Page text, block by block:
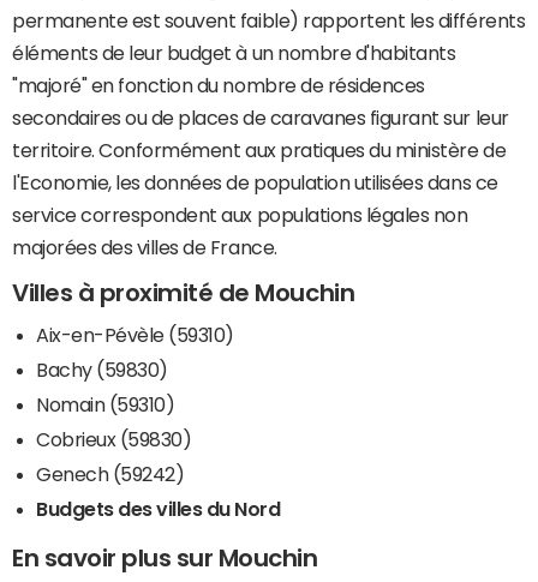
permanente est souvent faible) rapportent les différents
éléments de leur budget à un nombre d'habitants
"majoré" en fonction du nombre de résidences
secondaires ou de places de caravanes figurant sur leur
territoire. Conformément aux pratiques du ministère de
l'Economie, les données de population utilisées dans ce
service correspondent aux populations légales non
majorées des villes de France.
Villes à proximité de Mouchin
Aix-en-Pévèle (59310)
Bachy (59830)
Nomain (59310)
Cobrieux (59830)
Genech (59242)
Budgets des villes du Nord
En savoir plus sur Mouchin